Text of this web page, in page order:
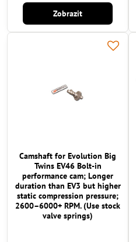
Zobrazit
Camshaft for Evolution Big
Twins EV46 Bolt-in
performance cam; Longer
duration than EV3 but higher
static compression pressure;
2600–6000+ RPM. (Use stock
valve springs)